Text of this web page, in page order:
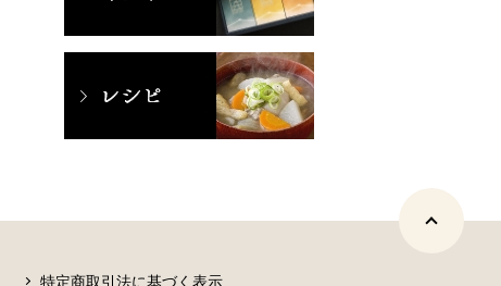
特定商取引法に基づく表示